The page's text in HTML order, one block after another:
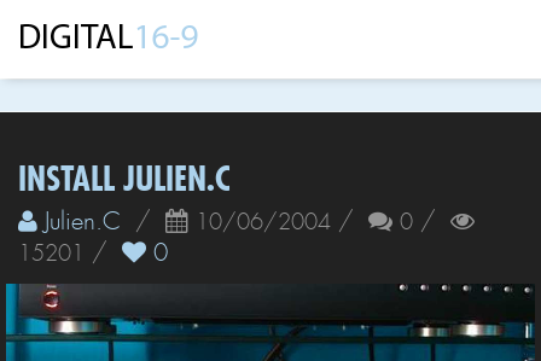
INSTALL JULIEN.C
Julien.C / 10/06/2004 / 0 /
15201 / 0